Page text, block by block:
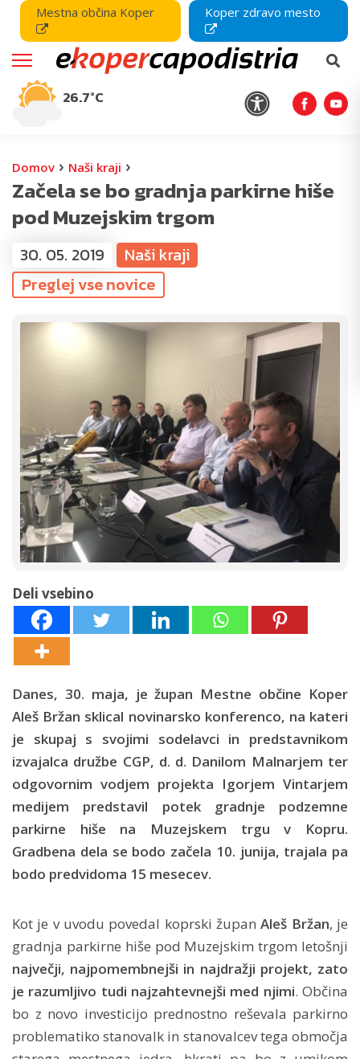
Mestna občina Koper Koper zdravo mesto
26.7°C
Domov › Naši kraji ›
Začela se bo gradnja parkirne hiše
pod Muzejskim trgom
30. 05. 2019
Naši kraji
Preglej vse novice
Deli vsebino
Danes, 30. maja, je župan Mestne občine Koper
Aleš Bržan sklical novinarsko konferenco, na kateri
je skupaj s svojimi sodelavci in predstavnikom
izvajalca družbe CGP, d. d. Danilom Malnarjem ter
odgovornim vodjem projekta Igorjem Vintarjem
medijem predstavil potek gradnje podzemne
parkirne hiše na Muzejskem trgu v Kopru.
Gradbena dela se bodo začela 10. junija, trajala pa
bodo predvidoma 15 mesecev.
Kot je v uvodu povedal koprski županAleš Bržan, je
gradnja parkirne hiše pod Muzejskim trgom letošnji
največji, najpomembnejši in najdražji projekt, zato
je razumljivo tudi najzahtevnejši med njimi. Občina
bo z novo investicijo prednostno reševala parkirno
problematiko stanovalk in stanovalcev tega območja